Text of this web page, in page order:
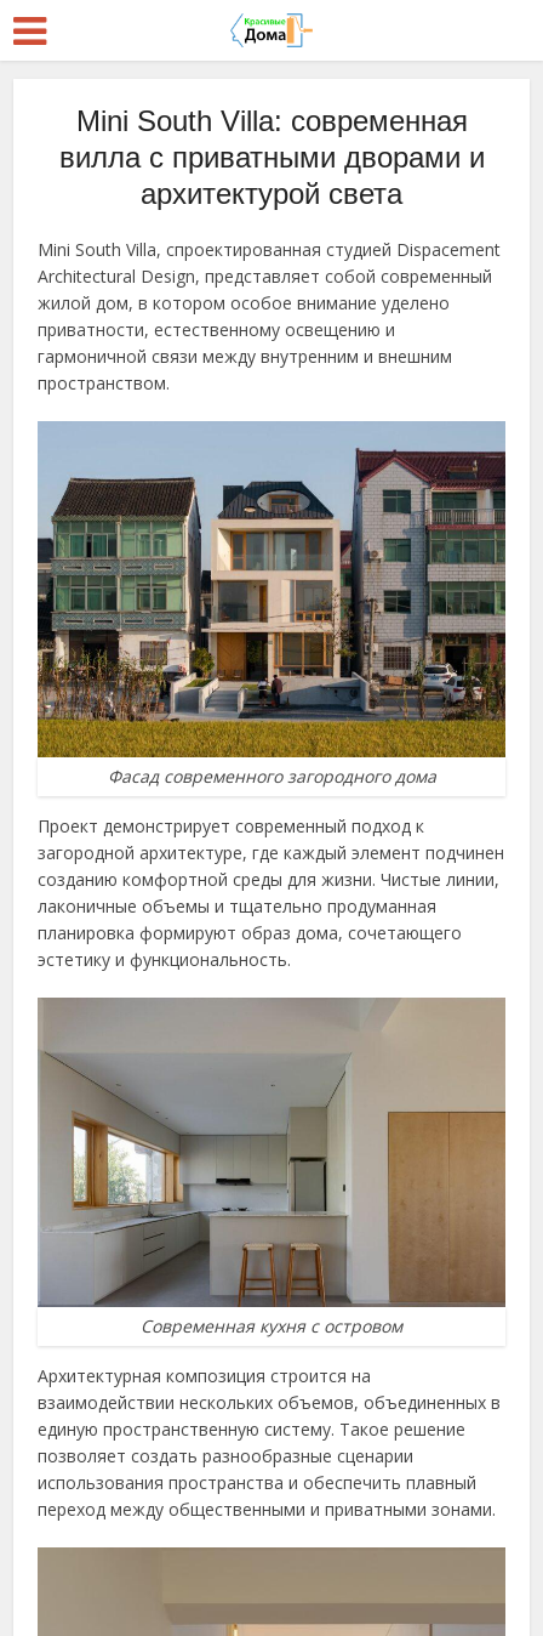
Mini South Villa: современная
вилла с приватными дворами и
архитектурой света
Mini South Villa, спроектированная студией Dispacement
Architectural Design, представляет собой современный
жилой дом, в котором особое внимание уделено
приватности, естественному освещению и
гармоничной связи между внутренним и внешним
пространством.
Фасад современного загородного дома
Проект демонстрирует современный подход к
загородной архитектуре, где каждый элемент подчинен
созданию комфортной среды для жизни. Чистые линии,
лаконичные объемы и тщательно продуманная
планировка формируют образ дома, сочетающего
эстетику и функциональность.
Современная кухня с островом
Архитектурная композиция строится на
взаимодействии нескольких объемов, объединенных в
единую пространственную систему. Такое решение
позволяет создать разнообразные сценарии
использования пространства и обеспечить плавный
переход между общественными и приватными зонами.